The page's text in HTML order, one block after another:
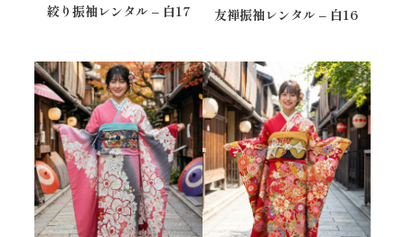
絞り振袖レンタル – 白17 友禅振袖レンタル – 白16